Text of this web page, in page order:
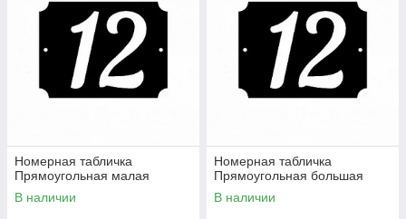
Номерная табличка
Прямоугольная малая
В наличии
Номерная табличка
Прямоугольная большая
В наличии